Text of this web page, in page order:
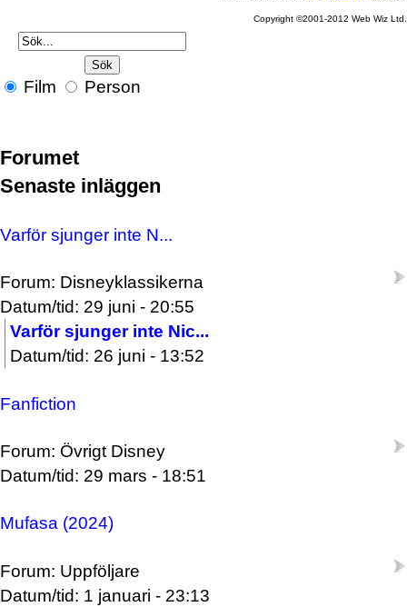
Copyright ©2001-2012 Web Wiz Ltd.
Film Person
Forumet
Senaste inläggen
Varför sjunger inte N...
Forum: Disneyklassikerna
Datum/tid: 29 juni - 20:55
Varför sjunger inte Nic...
Datum/tid: 26 juni - 13:52
Fanfiction
Forum: Övrigt Disney
Datum/tid: 29 mars - 18:51
Mufasa (2024)
Forum: Uppföljare
Datum/tid: 1 januari - 23:13